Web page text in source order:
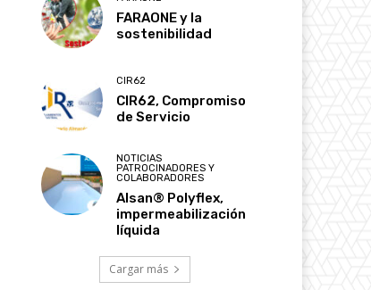
FARAONE y la
sostenibilidad
CIR62
CIR62, Compromiso
de Servicio
NOTICIAS
PATROCINADORES Y
COLABORADORES
Alsan® Polyflex,
impermeabilización
líquida
Cargar más